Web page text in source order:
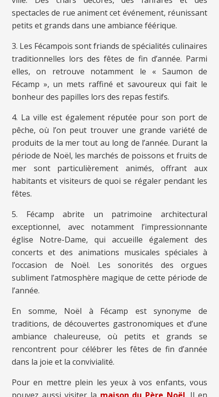
spectacles de rue animent cet événement, réunissant
petits et grands dans une ambiance féérique.
3. Les Fécampois sont friands de spécialités culinaires
traditionnelles lors des fêtes de fin d’année. Parmi
elles, on retrouve notamment le « Saumon de
Fécamp », un mets raffiné et savoureux qui fait le
bonheur des papilles lors des repas festifs.
4. La ville est également réputée pour son port de
pêche, où l’on peut trouver une grande variété de
produits de la mer tout au long de l’année. Durant la
période de Noël, les marchés de poissons et fruits de
mer sont particulièrement animés, offrant aux
habitants et visiteurs de quoi se régaler pendant les
fêtes.
5. Fécamp abrite un patrimoine architectural
exceptionnel, avec notamment l’impressionnante
église Notre-Dame, qui accueille également des
concerts et des animations musicales spéciales à
l’occasion de Noël. Les sonorités des orgues
subliment l’atmosphère magique de cette période de
l’année.
En somme, Noël à Fécamp est synonyme de
traditions, de découvertes gastronomiques et d’une
ambiance chaleureuse, où petits et grands se
rencontrent pour célébrer les fêtes de fin d’année
dans la joie et la convivialité.
Pour en mettre plein les yeux à vos enfants, vous